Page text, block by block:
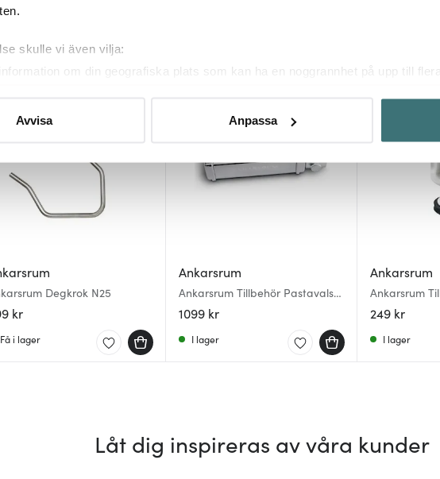
skulle vi även vilja:
om din geografiska plats som kan ha en noggrannhet på upp till
ditt samtycke när som helst från cookie-förklaringen.
för att innehållet och annonserna ska anpassas efter det som vi tror att
vår trafik och göra hemsidan ännu bättre. Du bestämmer själv vilka
Avvisa Anpassa
Degkrok N25
kr
Få i lager
Ankarsrum
Ankarsrum Tillbehör Pastavals
Fettuccini
1099 kr
I lager
Ankarsrum
Ankarsrum
249 kr
I lager
Låt dig inspireras av våra kunder